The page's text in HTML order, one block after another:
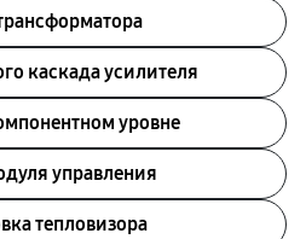
каскада усилителя
уровне
управления
тепловизора